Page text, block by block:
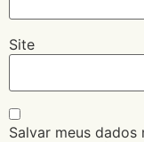
Site
Salvar meus